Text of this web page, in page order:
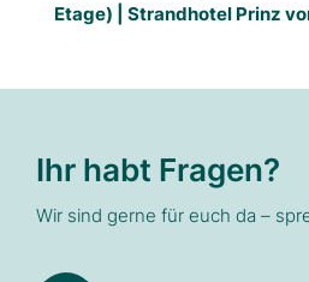
Etage) | Strandhotel Prinz
Ihr habt Fragen?
Wir sind gerne für euch da –